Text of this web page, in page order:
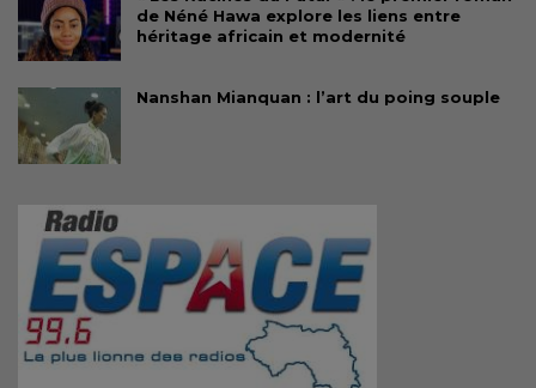
de Néné Hawa explore les liens entre
héritage africain et modernité
Nanshan Mianquan : l’art du poing souple